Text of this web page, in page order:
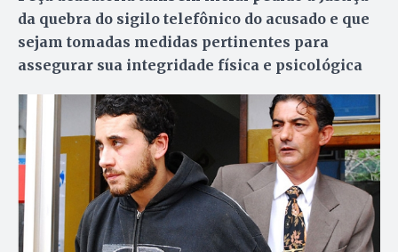
da quebra do sigilo telefônico do acusado e que
sejam tomadas medidas pertinentes para
assegurar sua integridade física e psicológica